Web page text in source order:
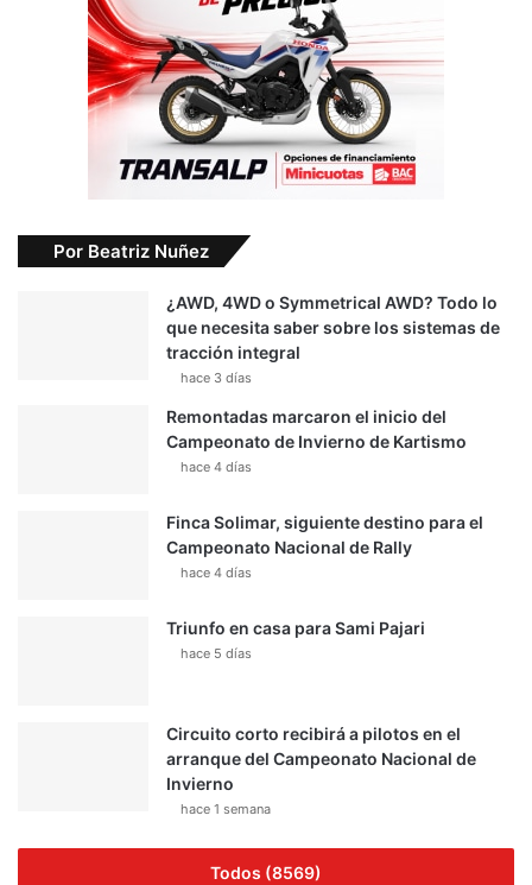
Por Beatriz Nuñez
¿AWD, 4WD o Symmetrical AWD? Todo lo
que necesita saber sobre los sistemas de
tracción integral
hace 3 días
Remontadas marcaron el inicio del
Campeonato de Invierno de Kartismo
hace 4 días
Finca Solimar, siguiente destino para el
Campeonato Nacional de Rally
hace 4 días
Triunfo en casa para Sami Pajari
hace 5 días
Circuito corto recibirá a pilotos en el
arranque del Campeonato Nacional de
Invierno
hace 1 semana
Todos (8569)